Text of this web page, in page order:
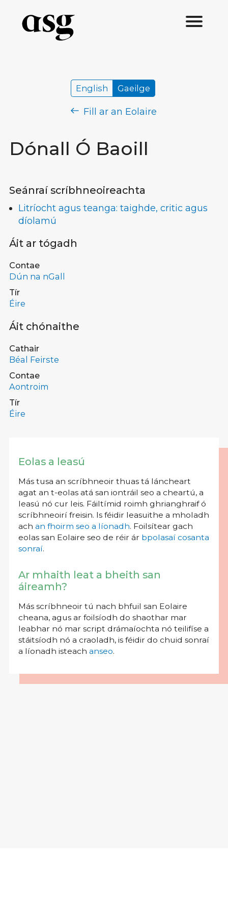
Dónall Ó Baoill
English Gaeilge
Fill ar an Eolaire
Seánraí scríbhneoireachta
Litríocht agus teanga: taighde, critic agus
díolamú
Áit ar tógadh
Contae
Dún na nGall
Tír
Éire
Áit chónaithe
Cathair
Béal Feirste
Contae
Aontroim
Tír
Éire
Eolas a leasú
Más tusa an scríbhneoir thuas tá láncheart
agat an t-eolas atá san iontráil seo a cheartú, a
leasú nó cur leis. Fáiltímid roimh ghrianghraif ó
scríbhneoirí freisin. Is féidir leasuithe a mholadh
ach an fhoirm seo a líonadh. Foilsítear gach
eolas san Eolaire seo de réir ár bpolasaí cosanta
sonraí.
Ar mhaith leat a bheith san
áireamh?
Más scríbhneoir tú nach bhfuil san Eolaire
cheana, agus ar foilsíodh do shaothar mar
leabhar nó mar script drámaíochta nó teilifíse a
stáitsíodh nó a craoladh, is féidir do chuid sonraí
a líonadh isteach anseo.